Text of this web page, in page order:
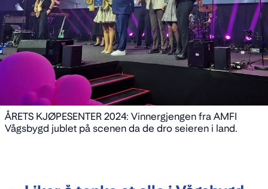
ÅRETS KJØPESENTER 2024: Vinnergjengen fra AMFI
Vågsbygd jublet på scenen da de dro seieren i land.